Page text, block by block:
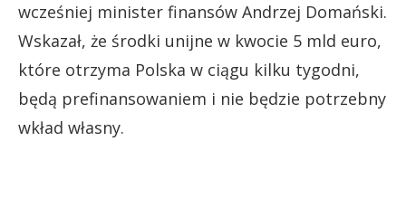
wcześniej minister finansów Andrzej Domański.
Wskazał, że środki unijne w kwocie 5 mld euro,
które otrzyma Polska w ciągu kilku tygodni,
będą prefinansowaniem i nie będzie potrzebny
wkład własny.